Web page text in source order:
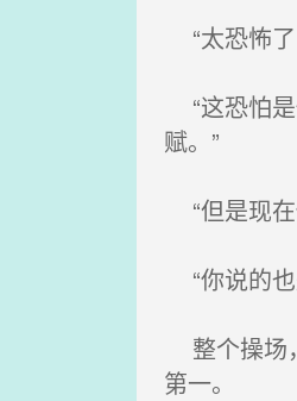
“太恐怖
“这恐怕
赋。”
“但是现
“你说的也
整个操场
第一。